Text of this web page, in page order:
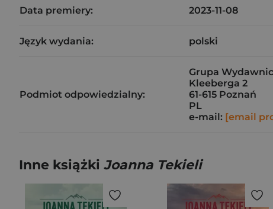
Data premiery: 2023-11-08
Język wydania: polski
Podmiot odpowiedzialny:
Grupa
Kleeberga 2
61-615 Poznań
PL
e-mail: [email
Inne książki Joanna Tekieli